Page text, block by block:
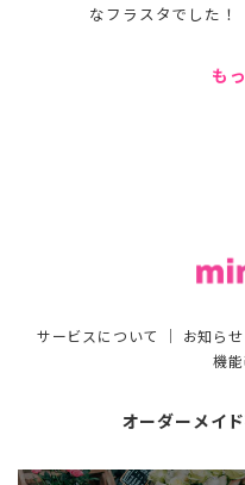
なフラスタでした！
も
サービスについて ｜ お知らせ
機
オーダーメイ